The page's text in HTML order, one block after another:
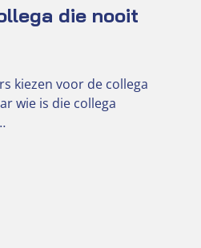
die nooit
kiezen voor de collega
wie is die collega